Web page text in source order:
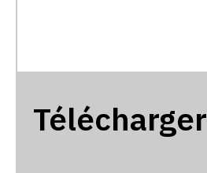
Télécharger